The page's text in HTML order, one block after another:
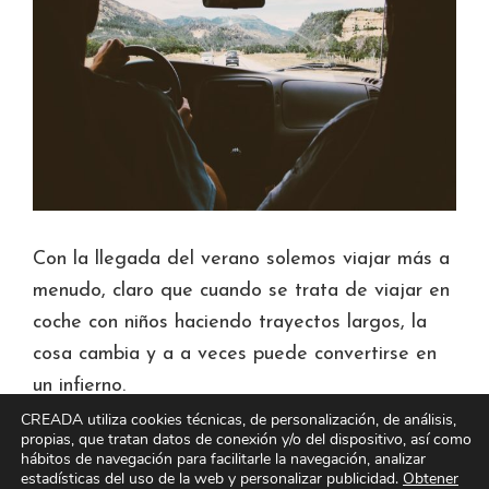
Con la llegada del verano solemos viajar más a
menudo, claro que cuando se trata de viajar en
coche con niños haciendo trayectos largos, la
cosa cambia y a a veces puede convertirse en
un infierno.
[Leer más…]acerca
de
CREADA utiliza cookies técnicas, de personalización, de análisis,
propias, que tratan datos de conexión y/o del dispositivo, así como
hábitos de navegación para facilitarle la navegación, analizar
estadísticas del uso de la web y personalizar publicidad. Obtener